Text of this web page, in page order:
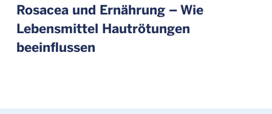
Rosacea und Ernährung – Wie
Lebensmittel Hautrötungen
beeinflussen